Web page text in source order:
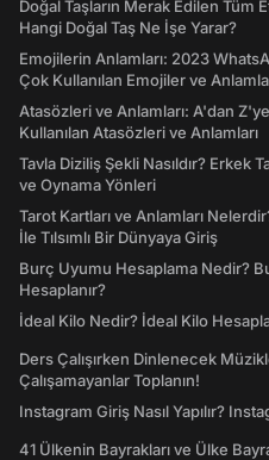
Doğal Taşların Merak Edilen Tüm
Hangi Doğal Taş Ne İşe Yarar?
Emojilerin Anlamları: 2023
Çok Kullanılan Emojiler ve
Atasözleri ve Anlamları: A'dan
Kullanılan Atasözleri ve Anlamları
Tavla Diziliş Şekli Nasıldır? Erkek
ve Oynama Yönleri
Tarot Kartları ve Anlamları
İle Tılsımlı Bir Dünyaya Giriş
Burç Uyumu Hesaplama Nedir?
Hesaplanır?
İdeal Kilo Nedir? İdeal Kilo
Ders Çalışırken Dinlenecek
Çalışamayanlar Toplanın!
Instagram Giriş Nasıl Yapılır?
41 Ülkenin Bayrakları ve Ülke